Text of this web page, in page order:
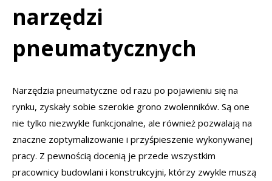
narzędzi
pneumatycznych
Narzędzia pneumatyczne od razu po pojawieniu się na
rynku, zyskały sobie szerokie grono zwolenników. Są one
nie tylko niezwykle funkcjonalne, ale również pozwalają na
znaczne zoptymalizowanie i przyśpieszenie wykonywanej
pracy. Z pewnością docenią je przede wszystkim
pracownicy budowlani i konstrukcyjni, którzy zwykle muszą